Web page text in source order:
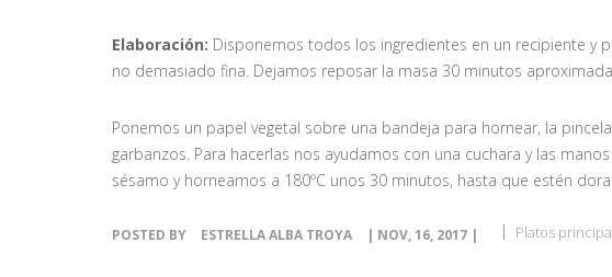
Elaboración: Disponemos todos los ingredientes en un recipiente y
no demasiado fina. Dejamos reposar la masa 30 minutos
Ponemos un papel vegetal sobre una bandeja para hornear, la
garbanzos. Para hacerlas nos ayudamos con una cuchara y las
sésamo y horneamos a 180ºC unos 30 minutos, hasta que estén
POSTED BY ESTRELLA ALBA TROYA | NOV, 16, 2017 | Platos